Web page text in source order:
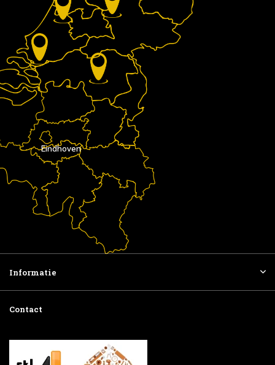
Eindhoven
Informatie
Contact